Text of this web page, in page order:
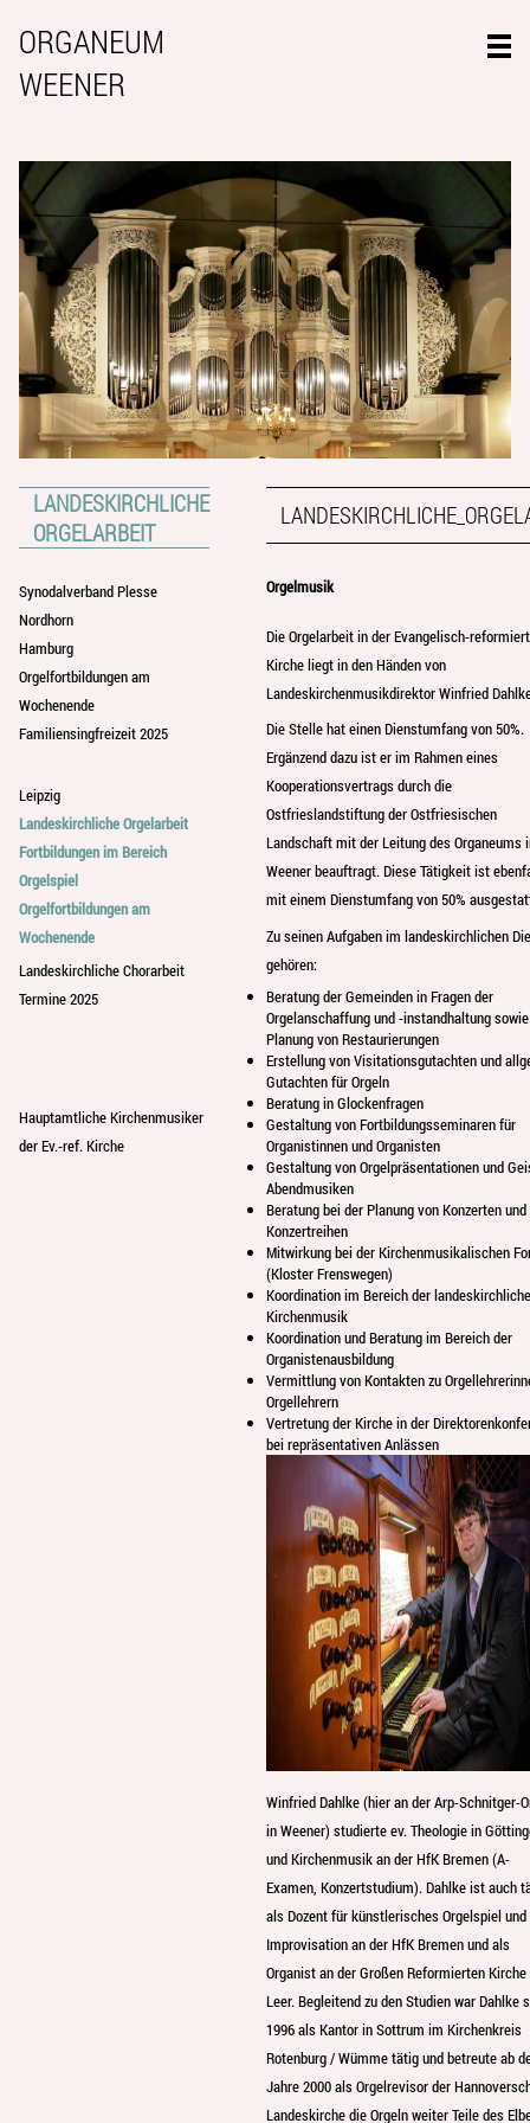
ORGANEUM
WEENER
LANDESKIRCHLICHE
ORGELARBEIT
Synodalverband Plesse
Nordhorn
Hamburg
Orgelfortbildungen am
Wochenende
Familiensingfreizeit 2025
Leipzig
Landeskirchliche Orgelarbeit
Fortbildungen im Bereich
Orgelspiel
Orgelfortbildungen am
Wochenende
Landeskirchliche Chorarbeit
Termine 2025
Hauptamtliche Kirchenmusiker
der Ev.-ref. Kirche
Orgelmusik
Die Orgelarbeit in der Evangelisch-
Kirche liegt in den Händen von
Landeskirchenmusikdirektor Winfried
Die Stelle hat einen Dienstumfang von 50%.
Ergänzend dazu ist er im Rahmen eines
Kooperationsvertrags durch die
Ostfrieslandstiftung der Ostfriesischen
Landschaft mit der Leitung des Organeums
Weener beauftragt. Diese Tätigkeit ist
mit einem Dienstumfang von 50%
Zu seinen Aufgaben im landeskirchlichen
gehören:
Beratung der Gemeinden in Fragen der
Orgelanschaffung und -instandhaltung
Planung von Restaurierungen
Erstellung von Visitationsgutachten und
Gutachten für Orgeln
Beratung in Glockenfragen
Gestaltung von Fortbildungsseminaren für
Organistinnen und Organisten
Gestaltung von Orgelpräsentationen und
Abendmusiken
Beratung bei der Planung von Konzerten und
Konzertreihen
Mitwirkung bei der Kirchenmusikalischen
(Kloster Frenswegen)
Koordination im Bereich der
Kirchenmusik
Koordination und Beratung im Bereich der
Organistenausbildung
Vermittlung von Kontakten zu
Orgellehrern
Vertretung der Kirche in der
bei repräsentativen Anlässen
Winfried Dahlke (hier an der Arp-Schnitger-
in Weener) studierte ev. Theologie in
und Kirchenmusik an der HfK Bremen (A-
Examen, Konzertstudium). Dahlke ist auch
als Dozent für künstlerisches Orgelspiel und
Improvisation an der HfK Bremen und als
Organist an der Großen Reformierten
Leer. Begleitend zu den Studien war Dahlke
1996 als Kantor in Sottrum im Kirchenkreis
Rotenburg / Wümme tätig und betreute ab
Jahre 2000 als Orgelrevisor der
Landeskirche die Orgeln weiter Teile des